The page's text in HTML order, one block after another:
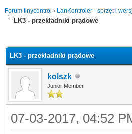
Forum tinycontrol › LanKontroler - sprzęt i
LK3 - przekładniki prądowe
LK3 - przekładniki prądowe
kolszk
Junior Member
07-03-2017, 04:52